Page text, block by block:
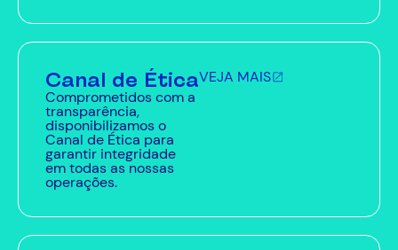
Canal de Ética
Comprometidos com a
transparência,
disponibilizamos o
Canal de Ética para
garantir integridade
em todas as nossas
operações.
VEJA MAIS